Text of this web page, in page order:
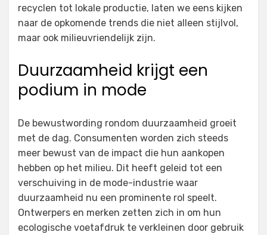
recyclen tot lokale productie, laten we eens kijken
naar de opkomende trends die niet alleen stijlvol,
maar ook milieuvriendelijk zijn.
Duurzaamheid krijgt een
podium in mode
De bewustwording rondom duurzaamheid groeit
met de dag. Consumenten worden zich steeds
meer bewust van de impact die hun aankopen
hebben op het milieu. Dit heeft geleid tot een
verschuiving in de mode-industrie waar
duurzaamheid nu een prominente rol speelt.
Ontwerpers en merken zetten zich in om hun
ecologische voetafdruk te verkleinen door gebruik